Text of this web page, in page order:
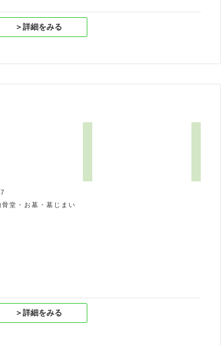
＞詳細をみる
堂・お墓・墓じまい
＞詳細をみる